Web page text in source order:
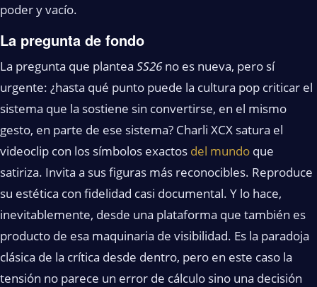
poder y vacío.
La pregunta de fondo
La pregunta que plantea SS26no es nueva, pero sí
urgente: ¿hasta qué punto puede la cultura pop criticar el
sistema que la sostiene sin convertirse, en el mismo
gesto, en parte de ese sistema? Charli XCX satura el
videoclip con los símbolos exactos del mundo que
satiriza. Invita a sus figuras más reconocibles. Reproduce
su estética con fidelidad casi documental. Y lo hace,
inevitablemente, desde una plataforma que también es
producto de esa maquinaria de visibilidad. Es la paradoja
clásica de la crítica desde dentro, pero en este caso la
tensión no parece un error de cálculo sino una decisión